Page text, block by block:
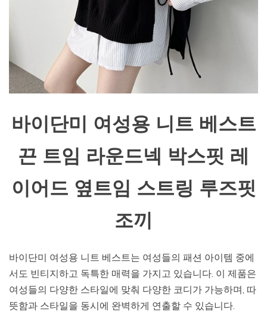
바이단미 여성용 니트 베스트
끈 트임 라운드넥 박스핏 레
이어드 옆트임 스트링 루즈핏
조끼
바이단미 여성용 니트 베스트는 여성들의 패션 아이템 중에
서도 빈티지하고 독특한 매력을 가지고 있습니다. 이 제품은
여성들의 다양한 스타일에 맞춰 다양한 코디가 가능하며, 따
뜻함과 스타일을 동시에 완벽하게 연출할 수 있습니다.